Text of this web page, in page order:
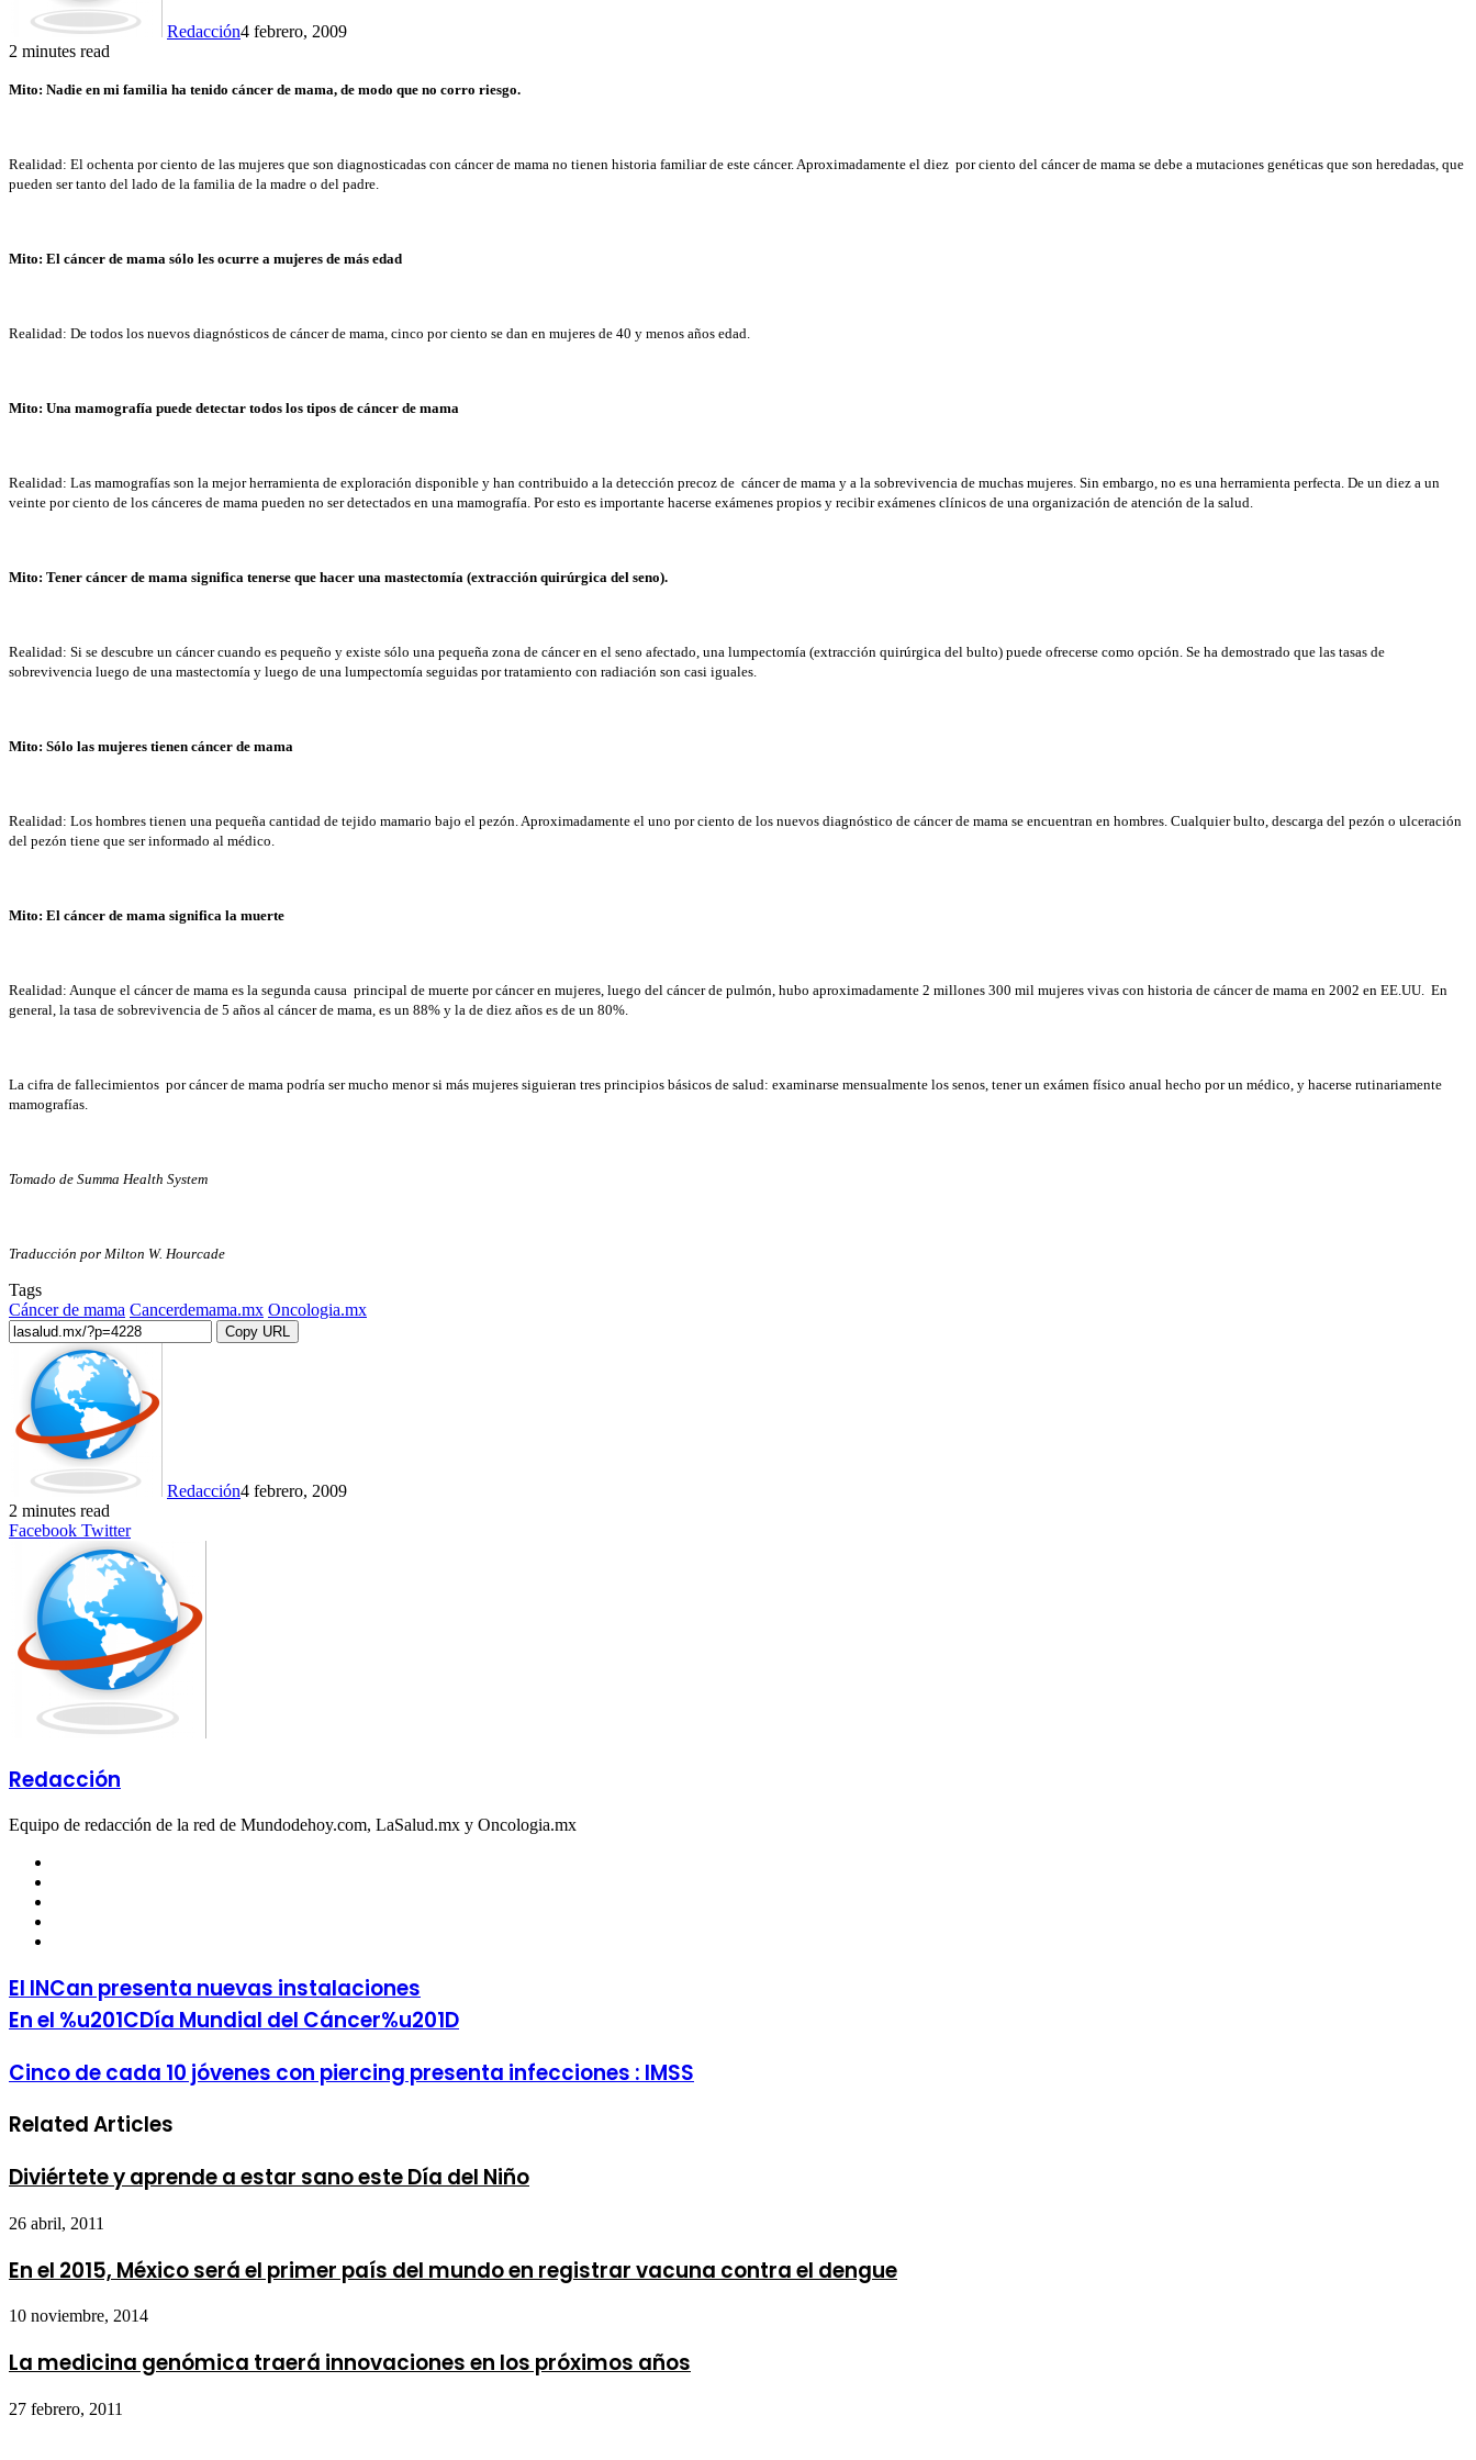
Redacción4 febrero, 2009
2 minutes read
Mito: Nadie en mi familia ha tenido cáncer de mama, de modo que no corro riesgo.
Realidad: El ochenta por ciento de las mujeres que son diagnosticadas con cáncer de mama no tienen historia familiar de este cáncer. Aproximadamente el diez por ciento del cáncer de mama se debe a mutaciones genéticas que son heredadas, que
pueden ser tanto del lado de la familia de la madre o del padre.
Mito: El cáncer de mama sólo les ocurre a mujeres de más edad
Realidad: De todos los nuevos diagnósticos de cáncer de mama, cinco por ciento se dan en mujeres de 40 y menos años edad.
Mito: Una mamografía puede detectar todos los tipos de cáncer de mama
Realidad: Las mamografías son la mejor herramienta de exploración disponible y han contribuido a la detección precoz de cáncer de mama y a la sobrevivencia de muchas mujeres. Sin embargo, no es una herramienta perfecta. De un diez a un
veinte por ciento de los cánceres de mama pueden no ser detectados en una mamografía. Por esto es importante hacerse exámenes propios y recibir exámenes clínicos de una organización de atención de la salud.
Mito: Tener cáncer de mama significa tenerse que hacer una mastectomía (extracción quirúrgica del seno).
Realidad: Si se descubre un cáncer cuando es pequeño y existe sólo una pequeña zona de cáncer en el seno afectado, una lumpectomía (extracción quirúrgica del bulto) puede ofrecerse como opción. Se ha demostrado que las tasas de
sobrevivencia luego de una mastectomía y luego de una lumpectomía seguidas por tratamiento con radiación son casi iguales.
Mito: Sólo las mujeres tienen cáncer de mama
Realidad: Los hombres tienen una pequeña cantidad de tejido mamario bajo el pezón. Aproximadamente el uno por ciento de los nuevos diagnóstico de cáncer de mama se encuentran en hombres. Cualquier bulto, descarga del pezón o ulceración
del pezón tiene que ser informado al médico.
Mito: El cáncer de mama significa la muerte
Realidad: Aunque el cáncer de mama es la segunda causa principal de muerte por cáncer en mujeres, luego del cáncer de pulmón, hubo aproximadamente 2 millones 300 mil mujeres vivas con historia de cáncer de mama en 2002 en EE.UU. En
general, la tasa de sobrevivencia de 5 años al cáncer de mama, es un 88% y la de diez años es de un 80%.
La cifra de fallecimientos por cáncer de mama podría ser mucho menor si más mujeres siguieran tres principios básicos de salud: examinarse mensualmente los senos, tener un exámen físico anual hecho por un médico, y hacerse rutinariamente
mamografías.
Tomado de Summa Health System
Traducción por Milton W. Hourcade
Tags
Cáncer de mama Cancerdemama.mx Oncologia.mx
Copy URL
Redacción4 febrero, 2009
2 minutes read
Facebook TwitterLinkedIn
Tumblr
Pinterest
Reddit
VKontakte
Share
via
Email
Print
Redacción
Equipo de redacción de la red de Mundodehoy.com, LaSalud.mx y Oncologia.mx
El INCan presenta nuevas instalaciones
En el %u201CDía Mundial del Cáncer%u201D
Cinco de cada 10 jóvenes con piercing presenta infecciones : IMSS
Related Articles
Diviértete y aprende a estar sano este Día del Niño
26 abril, 2011
En el 2015, México será el primer país del mundo en registrar vacuna contra el dengue
10 noviembre, 2014
La medicina genómica traerá innovaciones en los próximos años
27 febrero, 2011